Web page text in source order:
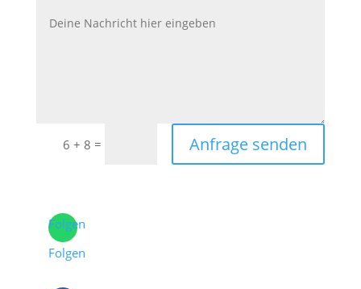
6 + 8 = Anfrage senden
Folgen
Folgen